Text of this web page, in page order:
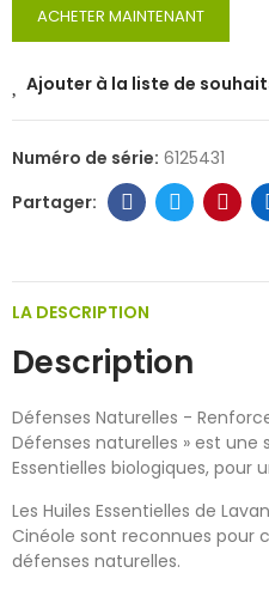
ACHETER MAINTENANT
Ajouter à la liste de
Numéro de série: 6125431
LA DESCRIPTION
Description
Défenses Naturelles -
Défenses naturelles » est une
Essentielles biologiques, pour
Les Huiles Essentielles de
Cinéole sont reconnues pour
défenses naturelles.